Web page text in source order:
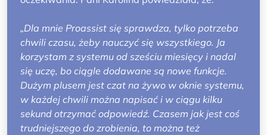
„Dla mnie Proassist się sprawdza, tylko potrzeba
chwili czasu, żeby nauczyć się wszystkiego. Ja
korzystam z systemu od sześciu miesięcy i nadal
się uczę, bo ciągle dodawane są nowe funkcje.
Dużym plusem jest czat na żywo w oknie systemu,
w każdej chwili można napisać i w ciągu kilku
sekund otrzymać odpowiedź. Czasem jak jest coś
trudniejszego do zrobienia, to można też